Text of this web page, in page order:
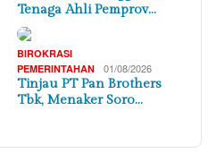
Tenaga Ahli Pemprov…
BIROKRASI
PEMERINTAHAN
01/08/2026
Tinjau PT Pan Brothers
Tbk, Menaker Soro…